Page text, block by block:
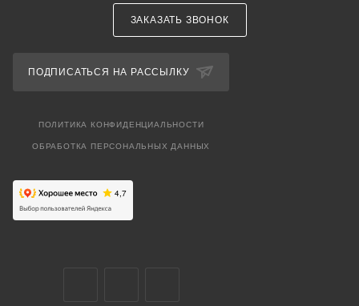
ЗАКАЗАТЬ ЗВОНОК
ПОДПИСАТЬСЯ НА РАССЫЛКУ
ПОЛИТИКА КОНФИДЕНЦИАЛЬНОСТИ
ОБРАБОТКА ПЕРСОНАЛЬНЫХ ДАННЫХ